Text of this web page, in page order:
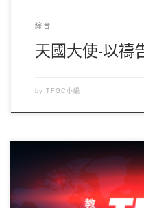
綜合
天國大使-以禱
by TFGC小編